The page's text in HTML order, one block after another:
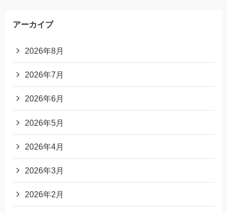
アーカイブ
2026年8月
2026年7月
2026年6月
2026年5月
2026年4月
2026年3月
2026年2月